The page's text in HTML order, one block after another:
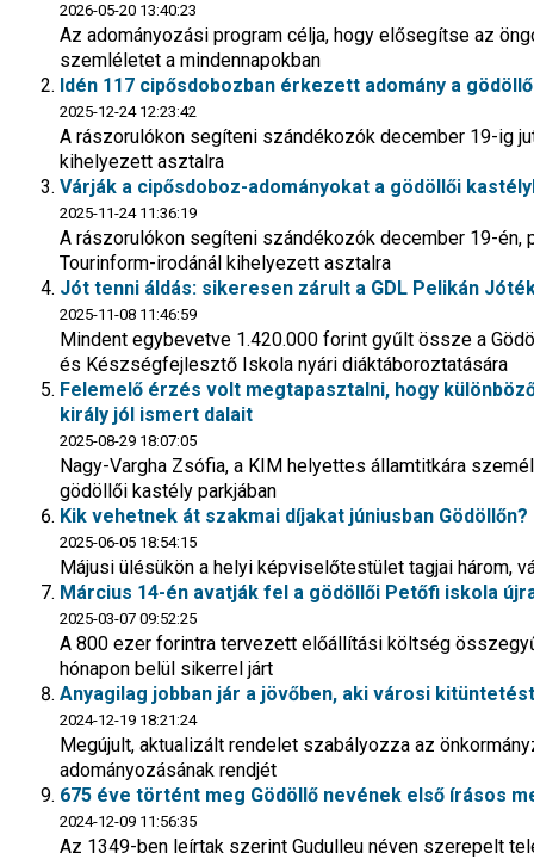
2026-05-20 13:40:23
Az adományozási program célja, hogy elősegítse az
szemléletet a mindennapokban
Idén 117 cipősdobozban érkezett adomány a
2025-12-24 12:23:42
A rászorulókon segíteni szándékozók december 19-ig
kihelyezett asztalra
Várják a cipősdoboz-adományokat a gödöllői
2025-11-24 11:36:19
A rászorulókon segíteni szándékozók december 19-én,
Tourinform-irodánál kihelyezett asztalra
Jót tenni áldás: sikeresen zárult a GDL Pelikán
2025-11-08 11:46:59
Mindent egybevetve 1.420.000 forint gyűlt össze a
és Készségfejlesztő Iskola nyári diáktáboroztatására
Felemelő érzés volt megtapasztalni, hogy
király jól ismert dalait
2025-08-29 18:07:05
Nagy-Vargha Zsófia, a KIM helyettes államtitkára
gödöllői kastély parkjában
Kik vehetnek át szakmai díjakat júniusban Gödöllőn?
2025-06-05 18:54:15
Májusi ülésükön a helyi képviselőtestület tagjai három,
Március 14-én avatják fel a gödöllői Petőfi iskola
2025-03-07 09:52:25
A 800 ezer forintra tervezett előállítási költség
hónapon belül sikerrel járt
Anyagilag jobban jár a jövőben, aki városi
2024-12-19 18:21:24
Megújult, aktualizált rendelet szabályozza az
adományozásának rendjét
675 éve történt meg Gödöllő nevének első írásos
2024-12-09 11:56:35
Az 1349-ben leírtak szerint Gudulleu néven szerepelt